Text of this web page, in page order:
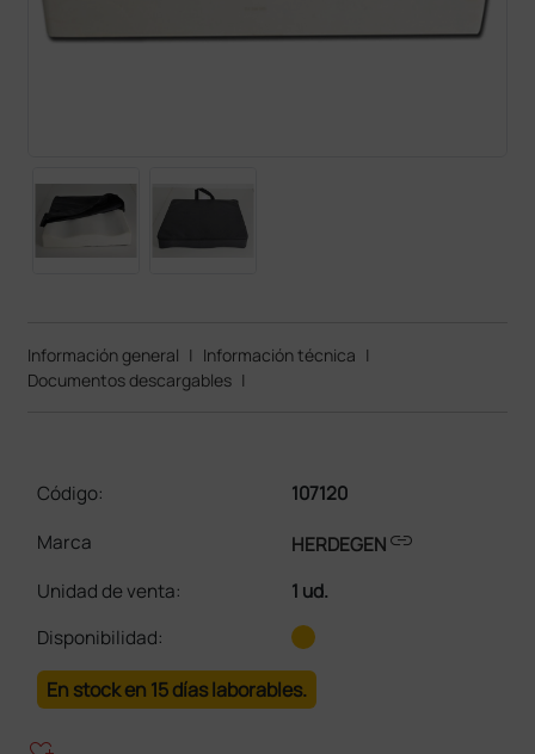
Información general | Información técnica |
Documentos descargables |
Código:
107120
Marca
HERDEGENlink
Unidad de venta:
1 ud.
Disponibilidad:
En stock en 15 días laborables.